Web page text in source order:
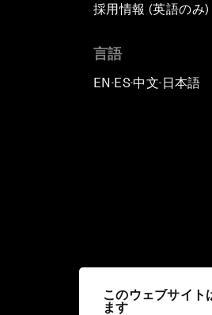
このウェブサイ
ます
採用情報 (英語のみ)
言語
EN ▪ES▪中文▪ 日本語